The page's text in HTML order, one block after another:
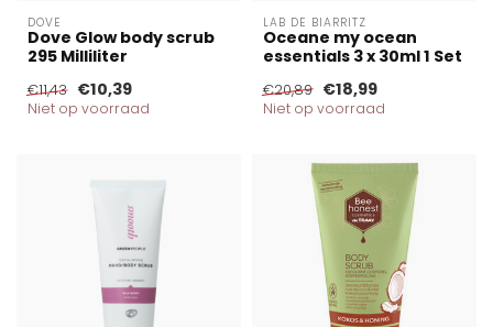
DOVE
Dove Glow body scrub
295 Milliliter
€11,43 €10,39
Niet op voorraad
LAB DE BIARRITZ
Oceane my ocean
essentials 3 x 30ml 1 Set
€20,89 €18,99
Niet op voorraad